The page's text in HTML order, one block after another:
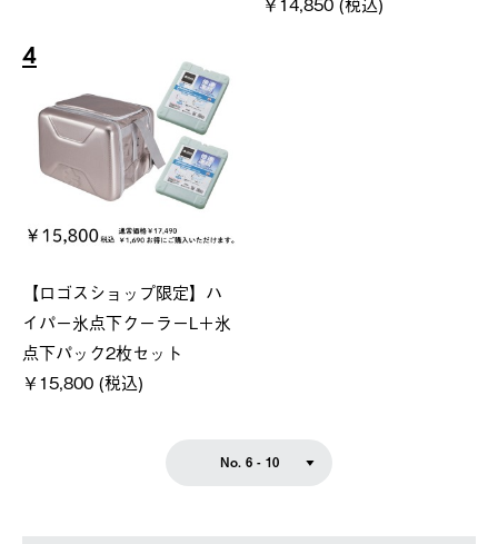
4
【ロゴスショップ限定】ハ
イパー氷点下クーラーL＋氷
点下パック2枚セット
￥15,800 (税込)
No. 6 - 10